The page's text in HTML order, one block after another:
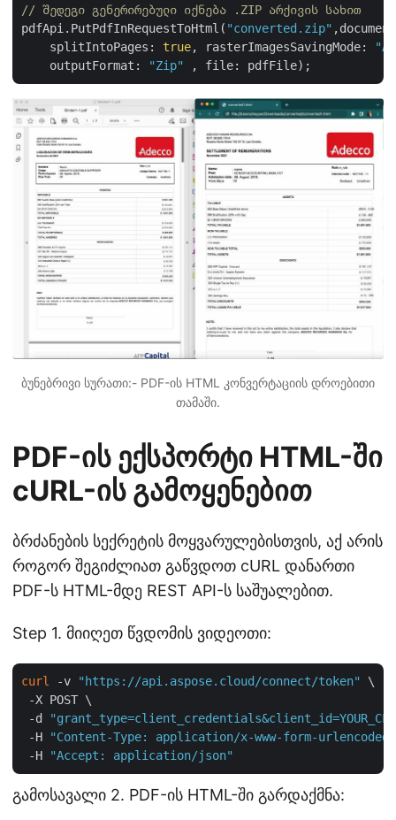
// შედეგი გენერირებული იქნება .ZIP არქივის სახით
pdfApi.PutPdfInRequestToHtml( "converted.zip"
    splitIntoPages:
true, rasterImagesSavingMode:
    outputFormat:
"Zip"
ბუნებრივი სურათი:- PDF-ის HTML კონვერტაციის დროებითი
თამაში.
PDF-ის ექსპორტი HTML-ში
cURL-ის გამოყენებით
ბრძანების სექრეტის მოყვარულებისთვის, აქ არის
როგორ შეგიძლიათ გაწვდოთ cURL დანართი
PDF-ს HTML-მდე REST API-ს საშუალებით.
Step 1. მიიღეთ წვდომის ვიდეოთი:
curl -v "https://api.aspose.cloud/connect/token"
\
-X POST \
-d
-H
"Content-Type: application/x-www-form-urlencoded"
-H
"Accept: application/json"
გამოსავალი 2. PDF-ის HTML-ში გარდაქმნა: